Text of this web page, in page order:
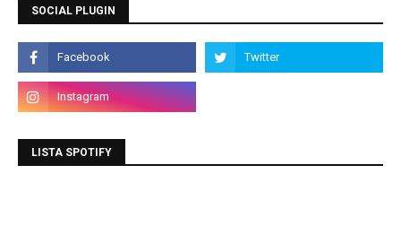
SOCIAL PLUGIN
LISTA SPOTIFY